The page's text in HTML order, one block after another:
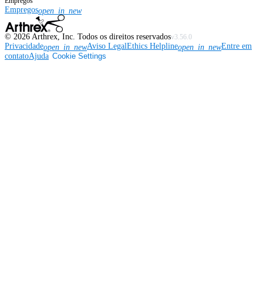
Empregosopen_in_new
© 2026 Arthrex, Inc. Todos os direitos reservadosv3.56.0
Privacidadeopen_in_newAviso LegalEthics Helplineopen_in_newEntre em
contatoAjuda Cookie Settings